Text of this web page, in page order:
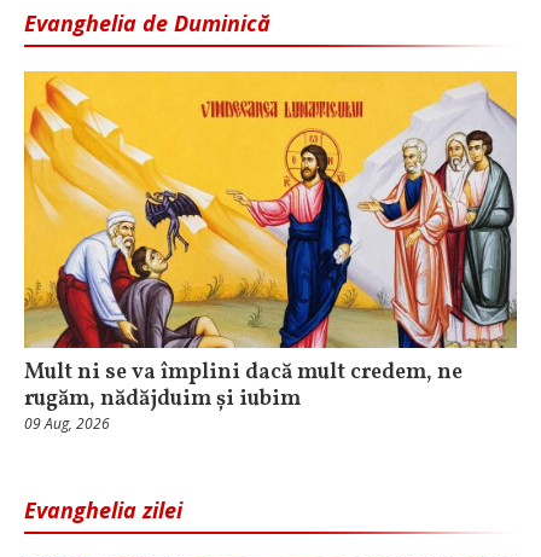
Evanghelia de Duminică
Mult ni se va împlini dacă mult credem, ne
rugăm, nădăjduim și iubim
09 Aug, 2026
Evanghelia zilei